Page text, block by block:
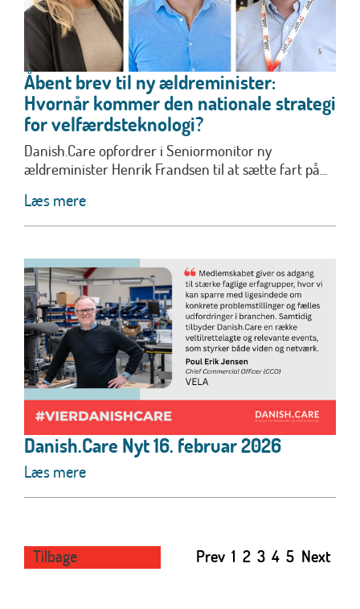
Åbent brev til ny ældreminister:
Hvornår kommer den nationale strategi
for velfærdsteknologi?
Danish.Care opfordrer i Seniormonitor ny
ældreminister Henrik Frandsen til at sætte fart på...
Læs mere
Danish.Care Nyt 16. februar 2026
Læs mere
Tilbage Prev 1 2 3 4 5 Next